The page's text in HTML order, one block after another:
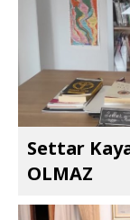
Settar Kaya
OLMAZ